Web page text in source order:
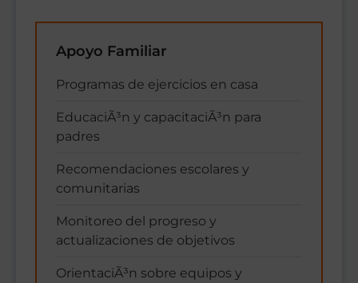
Apoyo Familiar
Programas de ejercicios en casa
EducaciÃ³n y capacitaciÃ³n para
padres
Recomendaciones escolares y
comunitarias
Monitoreo del progreso y
actualizaciones de objetivos
OrientaciÃ³n sobre equipos y